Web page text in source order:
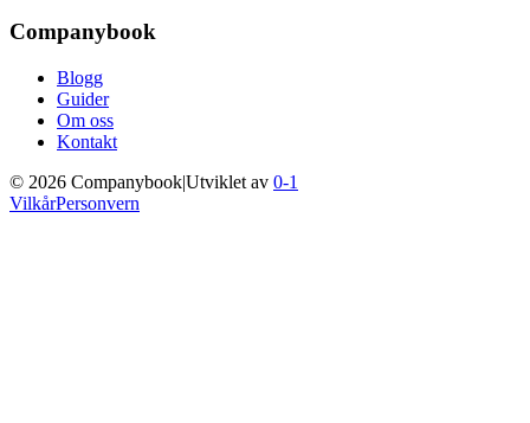
Companybook
Blogg
Guider
Om oss
Kontakt
© 2026 Companybook|Utviklet av 0-1
VilkårPersonvern